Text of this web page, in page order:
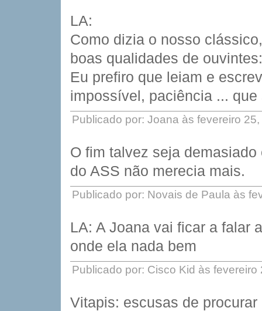
LA:
Como dizia o nosso
boas qualidades de
Eu prefiro que leiam e
impossível, paciência ...
Publicado por: Joana às fevereiro
O fim talvez seja
do ASS não merecia mais.
Publicado por: Novais de Paula às
LA: A Joana vai ficar a falar
onde ela nada bem
Publicado por: Cisco Kid às fevereiro
Vitapis: escusas de